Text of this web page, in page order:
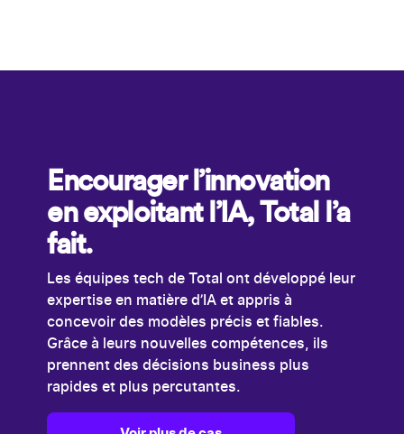
Encourager l’innovation
en exploitant l’IA, Total l’a
fait.
Les équipes tech de Total ont développé leur
expertise en matière d’IA et appris à
concevoir des modèles précis et fiables.
Grâce à leurs nouvelles compétences, ils
prennent des décisions business plus
rapides et plus percutantes.